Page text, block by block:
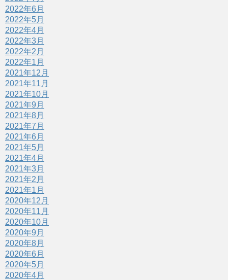
2022年6月
2022年5月
2022年4月
2022年3月
2022年2月
2022年1月
2021年12月
2021年11月
2021年10月
2021年9月
2021年8月
2021年7月
2021年6月
2021年5月
2021年4月
2021年3月
2021年2月
2021年1月
2020年12月
2020年11月
2020年10月
2020年9月
2020年8月
2020年6月
2020年5月
2020年4月